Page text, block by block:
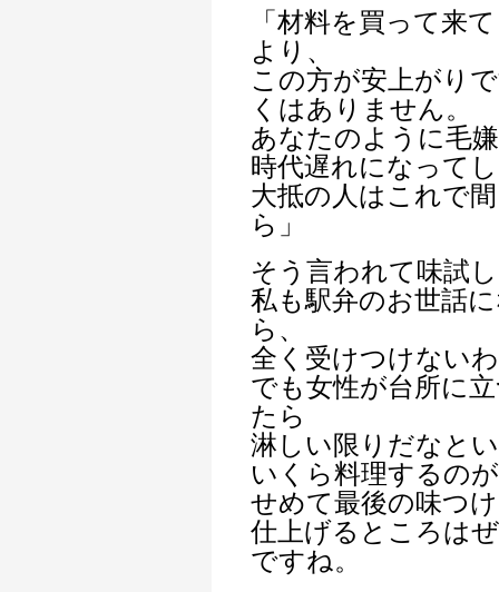
「材料を買って来
より、
この方が安上がり
くはありません。
あなたのように毛
時代遅れになって
大抵の人はこれで
ら」
そう言われて味試
私も駅弁のお世話
ら、
全く受けつけない
でも女性が台所に
たら
淋しい限りだなと
いくら料理するの
せめて最後の味つ
仕上げるところは
ですね。